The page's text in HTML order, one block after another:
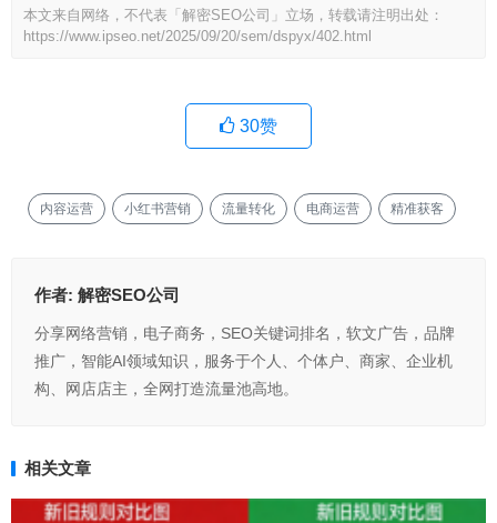
本文来自网络，不代表「解密SEO公司」立场，转载请注明出处：
https://www.ipseo.net/2025/09/20/sem/dspyx/402.html
30赞
内容运营 小红书营销 流量转化 电商运营 精准获客
作者: 解密SEO公司
分享网络营销，电子商务，SEO关键词排名，软文广告，品牌
推广，智能AI领域知识，服务于个人、个体户、商家、企业机
构、网店店主，全网打造流量池高地。
相关文章